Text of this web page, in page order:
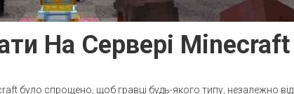
На Сервері Minecraft
було спрощено, щоб гравці будь-якого типу, незалежно від